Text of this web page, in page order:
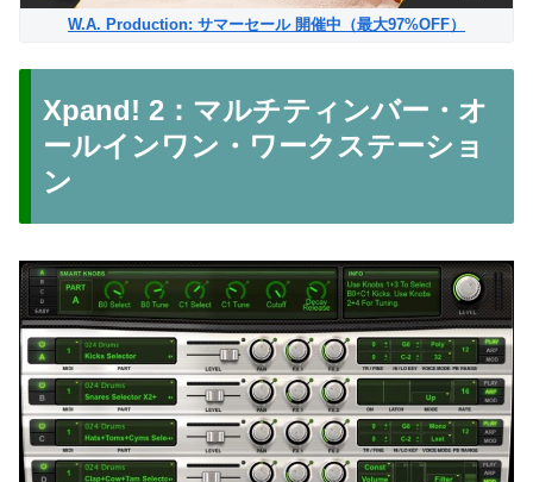
W.A. Production: サマーセール 開催中（最大97%OFF）
Xpand! 2：マルチティンバー・オ
ールインワン・ワークステーショ
ン